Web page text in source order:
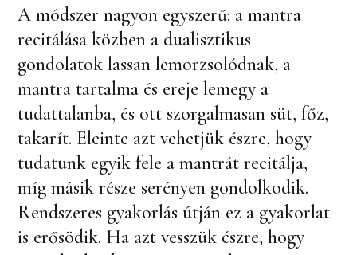
A módszer nagyon egyszerű: a mantra
recitálása közben a dualisztikus
gondolatok lassan lemorzsolódnak, a
mantra tartalma és ereje lemegy a
tudattalanba, és ott szorgalmasan süt, főz,
takarít. Eleinte azt vehetjük észre, hogy
tudatunk egyik fele a mantrát recitálja,
míg másik része serényen gondolkodik.
Rendszeres gyakorlás útján ez a gyakorlat
is erősödik. Ha azt vesszük észre, hogy